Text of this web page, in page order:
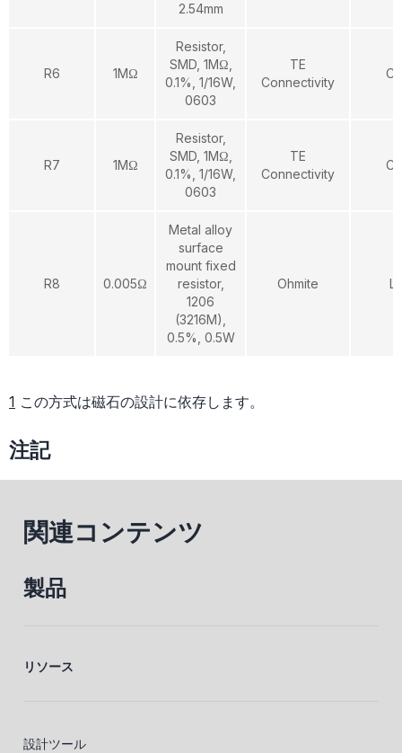
2.54mm
R6 1MΩ
Resistor,
SMD, 1MΩ,
0.1%, 1/16W,
0603
TE
Connectivity
R7 1MΩ
Resistor,
SMD, 1MΩ,
0.1%, 1/16W,
0603
TE
Connectivity
R8 0.005Ω
Metal alloy
surface
mount fixed
resistor,
1206
(3216M),
0.5%, 0.5W
Ohmite
1 この方式は磁石の設計に依存します。
注記
関連コンテンツ
製品
リソース
設計ツール